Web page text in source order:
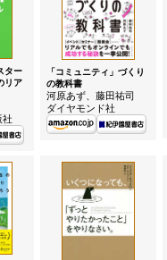
ター
リア
社
「コミュニティ」づくり
の教科書
河原あず、藤田祐司
ダイヤモンド社